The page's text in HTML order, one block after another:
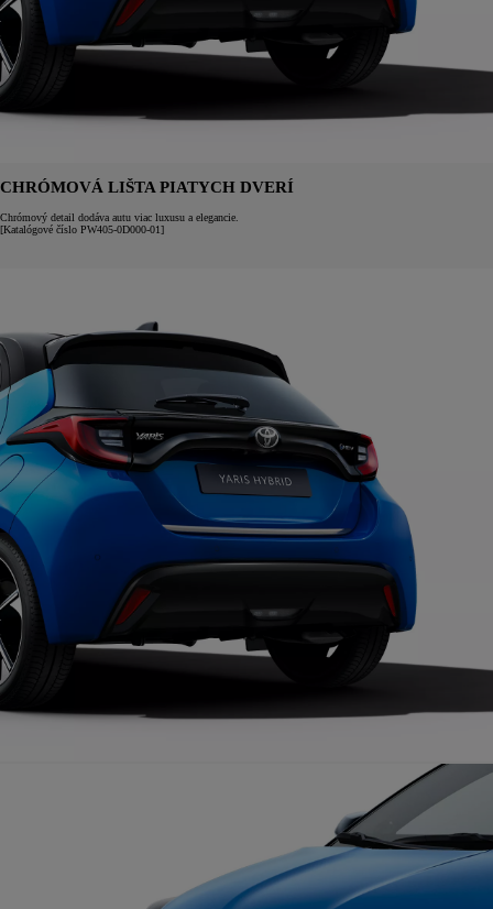
CHRÓMOVÁ LIŠTA PIATYCH DVERÍ
Chrómový detail dodáva autu viac luxusu a elegancie.
[Katalógové číslo PW405-0D000-01]